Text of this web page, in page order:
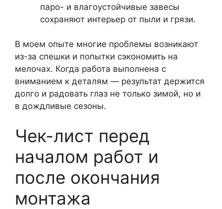
паро- и влагоустойчивые завесы
сохраняют интерьер от пыли и грязи.
В моем опыте многие проблемы возникают
из-за спешки и попытки сэкономить на
мелочах. Когда работа выполнена с
вниманием к деталям — результат держится
долго и радовать глаз не только зимой, но и
в дождливые сезоны.
Чек-лист перед
началом работ и
после окончания
монтажа